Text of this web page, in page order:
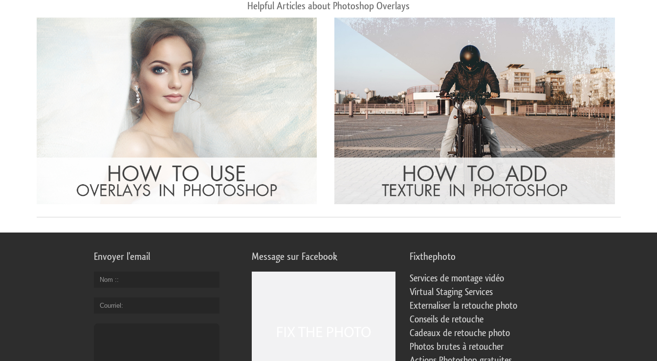
Helpful Articles about Photoshop Overlays
Envoyer l'email
Nom :
Courriel
Message sur Facebook Fixthephoto
Services de montage vidéo
Virtual Staging Services
Externaliser la retouche photo
Conseils de retouche
Cadeaux de retouche photo
Photos brutes à retoucher